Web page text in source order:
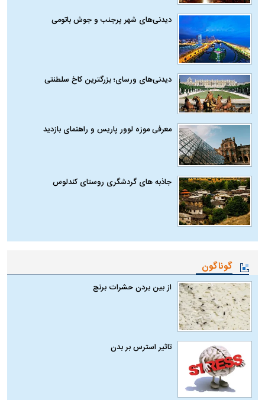
دیدنی‌های شهر پرجنب و جوش باتومی
دیدنی‌های ورسای؛ بزرگترین کاخ سلطنتی
معرفی موزه لوور پاریس و راهنمای بازدید
جاذبه های گردشگری روستای کندلوس
گوناگون
از بین بردن حشرات برنج
تاثیر استرس بر بدن